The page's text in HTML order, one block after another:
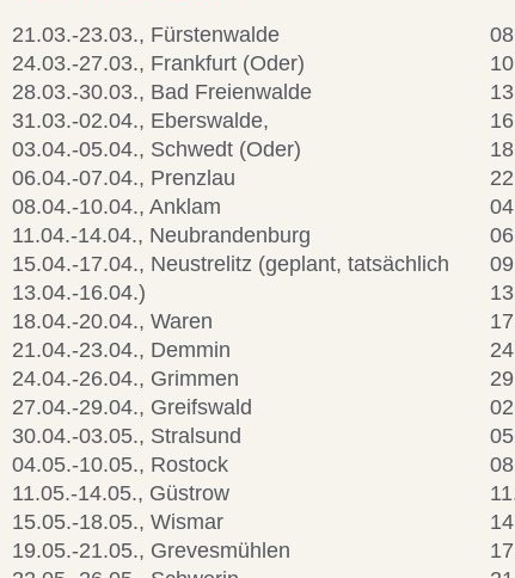
21.03.-23.03., Fürstenwalde
24.03.-27.03., Frankfurt (Oder)
28.03.-30.03., Bad Freienwalde
31.03.-02.04., Eberswalde,
03.04.-05.04., Schwedt (Oder)
06.04.-07.04., Prenzlau
08.04.-10.04., Anklam
11.04.-14.04., Neubrandenburg
15.04.-17.04., Neustrelitz (geplant, tatsächlich
13.04.-16.04.)
18.04.-20.04., Waren
21.04.-23.04., Demmin
24.04.-26.04., Grimmen
27.04.-29.04., Greifswald
30.04.-03.05., Stralsund
04.05.-10.05., Rostock
11.05.-14.05., Güstrow
15.05.-18.05., Wismar
19.05.-21.05., Grevesmühlen